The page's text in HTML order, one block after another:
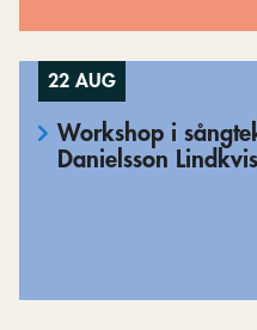
22 AUG
Workshop i
Danielsson